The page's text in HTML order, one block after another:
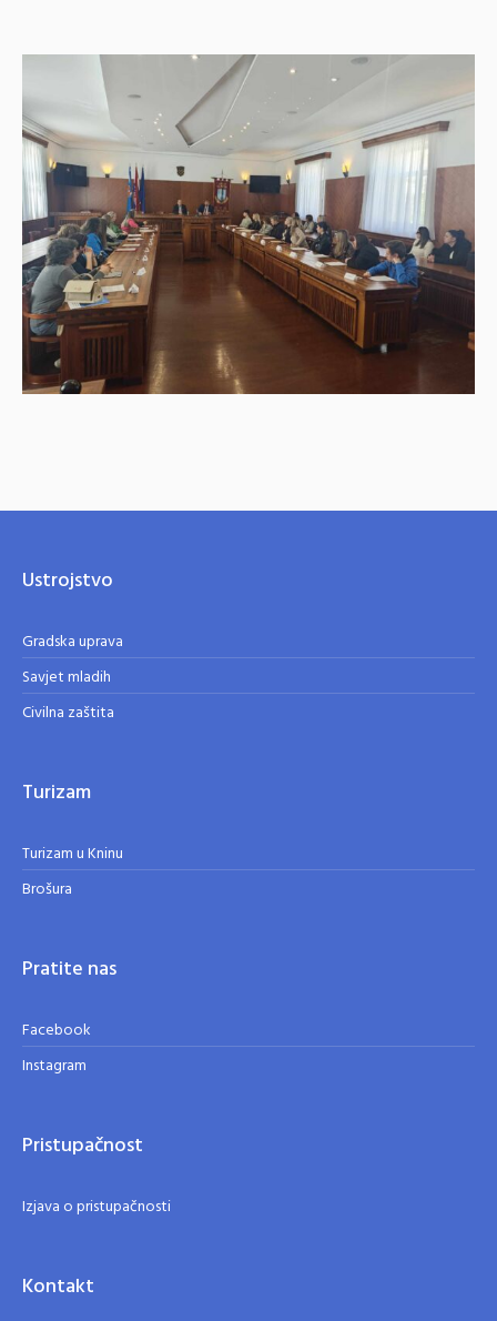
Ustrojstvo
Gradska uprava
Savjet mladih
Civilna zaštita
Turizam
Turizam u Kninu
Brošura
Pratite nas
Facebook
Instagram
Pristupačnost
Izjava o pristupačnosti
Kontakt